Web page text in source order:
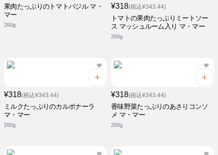
果肉たっぷりのトマトバジル マ・
マー
260g
¥318(税込¥343.44)
トマトの果肉たっぷりミートソー
ス マッシュルーム入り マ・マー
260g
¥318(税込¥343.44)
ミルクたっぷりのカルボナーラ
マ・マー
260g
¥318(税込¥343.44)
香味野菜たっぷりのあさりコンソ
メ マ・マー
260g